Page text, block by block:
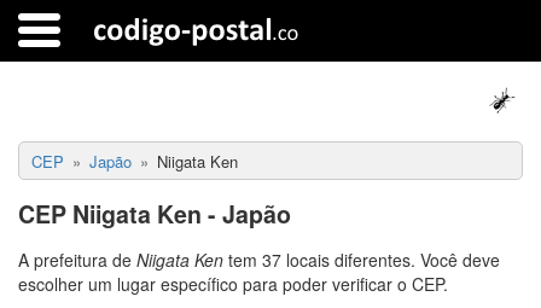
CEP Japão Niigata Ken
CEP Niigata Ken - Japão
A prefeitura de Niigata Ken tem 37 locais diferentes. Você deve
escolher um lugar específico para poder verificar o CEP.